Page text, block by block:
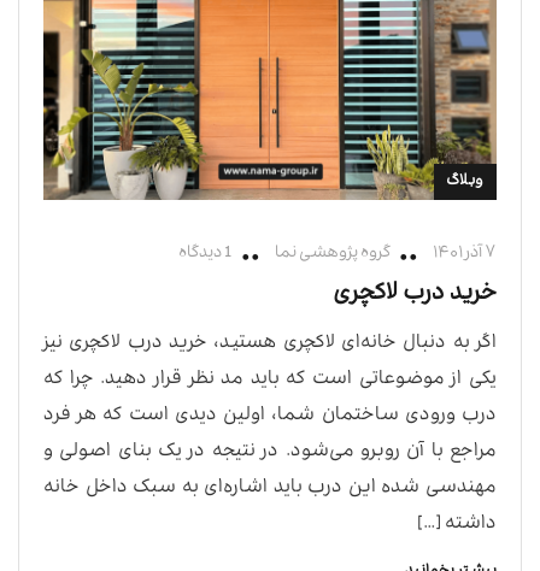
وبلاگ
۷ آذر ۱۴۰۱ گروه پژوهشی نما 1 دیدگاه
خرید درب لاکچری
اگر به دنبال خانه‌ای لاکچری هستید، خرید درب لاکچری نیز
یکی از موضوعاتی است که باید مد نظر قرار دهید. چرا که
درب ورودی ساختمان شما، اولین دیدی است که هر فرد
مراجع با آن روبرو می‌شود. در نتیجه در یک بنای اصولی و
مهندسی شده این درب باید اشاره‌ای به سبک داخل خانه
داشته […]